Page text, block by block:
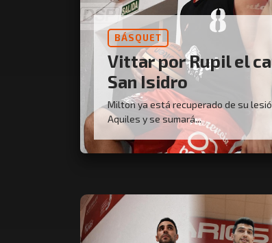
BÁSQUET
Vittar por Rupil el
San Isidro
Milton ya está recuperado de su
Aquiles y se sumará...